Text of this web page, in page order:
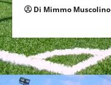
i
o
n
Di Mimmo Muscolino